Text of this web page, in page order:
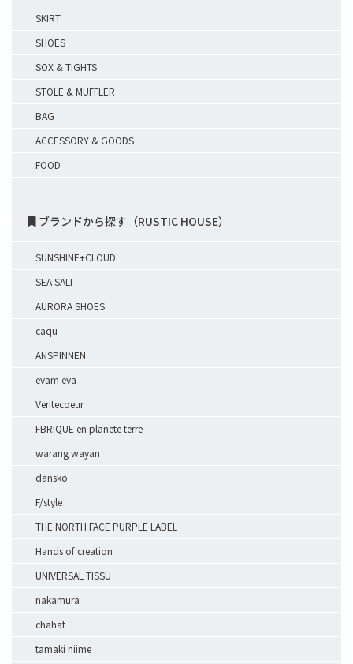
SKIRT
SHOES
SOX & TIGHTS
STOLE & MUFFLER
BAG
ACCESSORY & GOODS
FOOD
ブランドから探す（RUSTIC HOUSE）
SUNSHINE+CLOUD
SEA SALT
AURORA SHOES
caqu
ANSPINNEN
evam eva
Veritecoeur
FBRIQUE en planete terre
warang wayan
dansko
F/style
THE NORTH FACE PURPLE LABEL
Hands of creation
UNIVERSAL TISSU
nakamura
chahat
tamaki niime